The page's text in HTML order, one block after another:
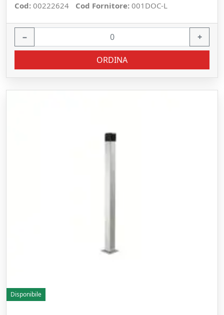
Cod: 00222624 Cod Fornitore: 001DOC-L
− +
ORDINA
Disponibile